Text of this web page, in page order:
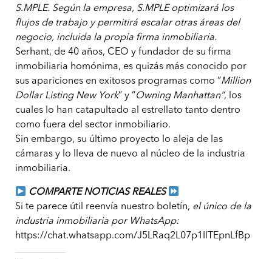
S.MPLE. Según la empresa, S.MPLE optimizará los
flujos de trabajo y permitirá escalar otras áreas del
negocio, incluida la propia firma inmobiliaria.
Serhant, de 40 años, CEO y fundador de su firma
inmobiliaria homónima, es quizás más conocido por
sus apariciones en exitosos programas como “Million
Dollar Listing New York” y “Owning Manhattan”, los
cuales lo han catapultado al estrellato tanto dentro
como fuera del sector inmobiliario.
Sin embargo, su último proyecto lo aleja de las
cámaras y lo lleva de nuevo al núcleo de la industria
inmobiliaria.
COMPARTE NOTICIAS REALES
Si te parece útil reenvía nuestro boletín, el único de la
industria inmobiliaria por WhatsApp:
https://chat.whatsapp.com/J5LRaq2L07p1IlTEpnLfBp